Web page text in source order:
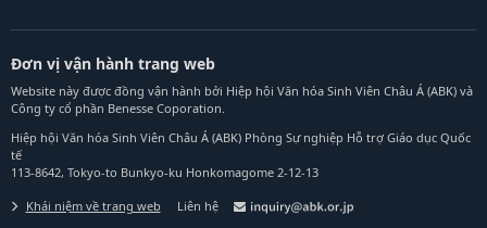
Đơn vị vận hành trang web
Website này được đồng vận hành bởi Hiệp hội Văn hóa Sinh Viên Châu Á (ABK) và
Công ty cổ phần Benesse Coporation.
Hiệp hội Văn hóa Sinh Viên Châu Á (ABK) Phòng Sự nghiệp Hỗ trợ Giáo dục Quốc
tế
113-8642, Tokyo-to Bunkyo-ku Honkomagome 2-12-13
Khái niệm về trang web Liên hệ